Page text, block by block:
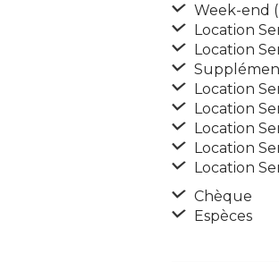
Week-end
Location
Location
Location
Location
Location
Location
Location
Chèque
Espèces